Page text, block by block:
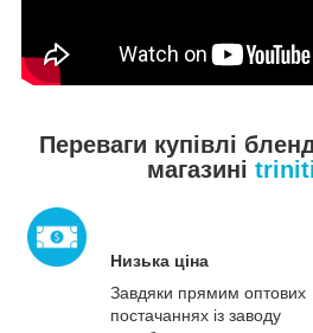
Переваги купівлі
магазині
Низька ціна
Завдяки прямим оптових
постачаннях із заводу